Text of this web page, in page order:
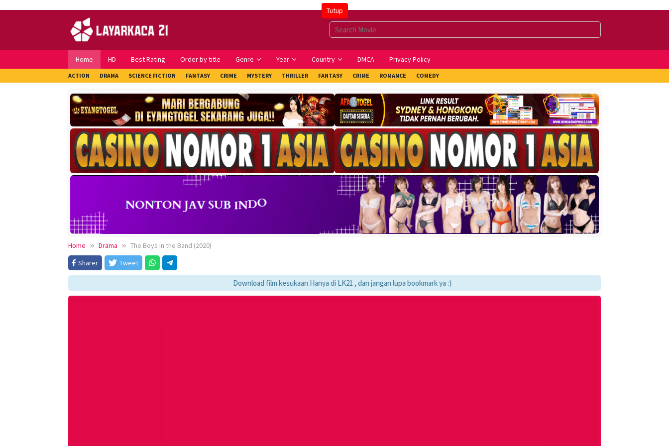
Tutup
Home HD Best Rating Order by title Genre Year Country DMCA Privacy Policy
ACTION DRAMA SCIENCE FICTION FANTASY CRIME MYSTERY THRILLER FANTASY CRIME ROMANCE COMEDY
Home Drama
The Boys in the Band (2020)
Sharer
Tweet
Download film kesukaan Hanya di LK21 , dan jangan lupa bookmark ya :)